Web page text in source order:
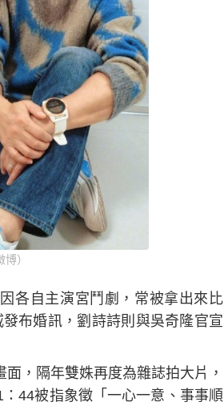
）
各自主演宮鬥劇，常被拿出來比
布婚訊，劉詩詩則與吳奇隆官宣
，隔年雙姝再度為雜誌拍大片，
44被指象徵「一心一意、事事順